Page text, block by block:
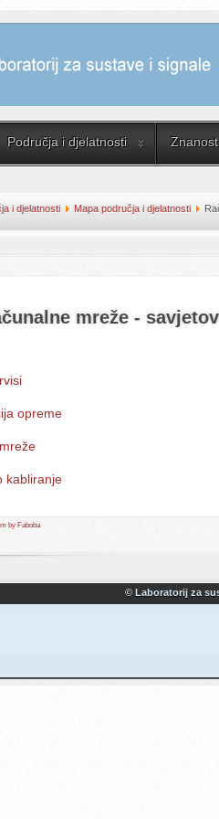
Područja i djelatnosti
i djelatnosti Mapa područja i djelatnosti
mreže -
opreme
kabliranje
by Faboba
© Laboratorij za